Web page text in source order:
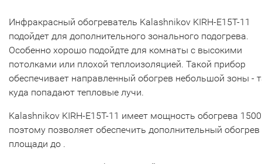
Инфракрасный обогреватель Kalashnikov KIRH-E15T-11
подойдет для дополнительного зонального подогрева.
Особенно хорошо подойдте для комнаты с высокими
потолками или плохой теплоизоляцией. Такой прибор
обеспечивает направленный обогрев небольшой зоны -
куда попадают тепловые лучи.
Kalashnikov KIRH-E15T-11 имеет мощность обогрева
поэтому позволяет обеспечить дополнительный обогрев
площади до .